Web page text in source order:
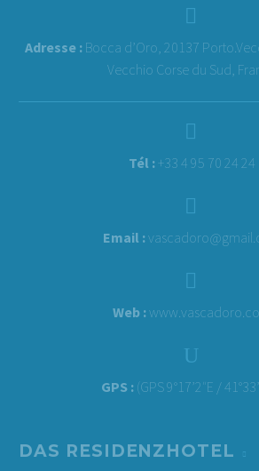


Adresse : Bocca d’Oro, 20137
Vecchio Corse du Sud,


Tél :+33 4 95 70 24 24


Email :


Web :
U
U
GPS : (GPS 9°17’2″E /
DAS RESIDENZHOTEL